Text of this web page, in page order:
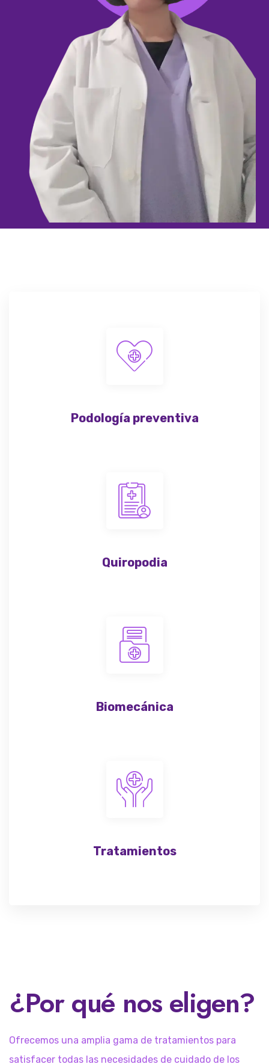
Podología preventiva
Quiropodia
Biomecánica
Tratamientos
¿Por qué nos eligen?
Ofrecemos una amplia gama de tratamientos para
satisfacer todas las necesidades de cuidado de los